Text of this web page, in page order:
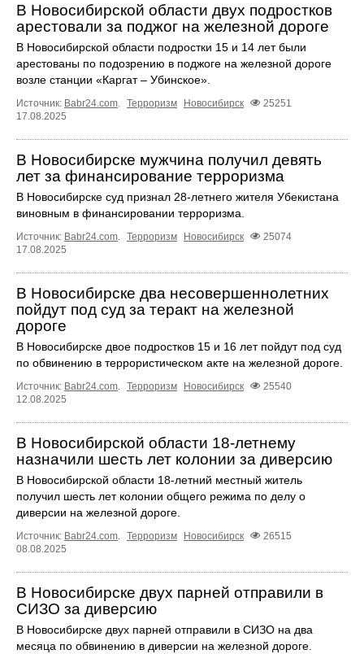
В Новосибирской области двух подростков
арестовали за поджог на железной дороге
В Новосибирской области подростки 15 и 14 лет были
арестованы по подозрению в поджоге на железной дороге
возле станции «Каргат – Убинское».
Источник: Babr24.com. Терроризм Новосибирск
25251
17.08.2025
В Новосибирске мужчина получил девять
лет за финансирование терроризма
В Новосибирске суд признал 28-летнего жителя Убекистана
виновным в финансировании терроризма.
Источник: Babr24.com. Терроризм Новосибирск
25074
17.08.2025
В Новосибирске два несовершеннолетних
пойдут под суд за теракт на железной
дороге
В Новосибирске двое подростков 15 и 16 лет пойдут под суд
по обвинению в террористическом акте на железной дороге.
Источник: Babr24.com. Терроризм Новосибирск
25540
12.08.2025
В Новосибирской области 18-летнему
назначили шесть лет колонии за диверсию
В Новосибирской области 18-летний местный житель
получил шесть лет колонии общего режима по делу о
диверсии на железной дороге.
Источник: Babr24.com. Терроризм Новосибирск
26515
08.08.2025
В Новосибирске двух парней отправили в
СИЗО за диверсию
В Новосибирске двух парней отправили в СИЗО на два
месяца по обвинению в диверсии на железной дороге.